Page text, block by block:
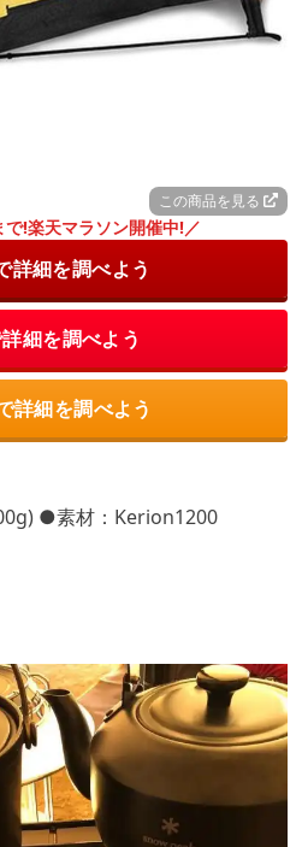
この商品を見る
!楽天マラソン開催中!／
詳細を調べよう
細を調べよう
詳細を調べよう
●素材：Kerion1200